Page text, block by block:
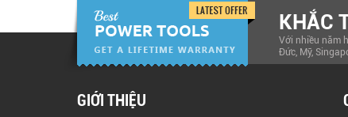
KHẮC
Với nhiều năm
Đức, Mỹ,
GIỚI THIỆU